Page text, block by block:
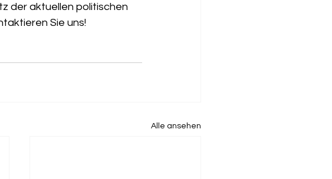
der aktuellen politischen
Sie uns!
Alle ansehen